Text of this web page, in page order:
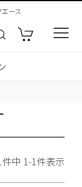
ース
件中 1-1 件表示